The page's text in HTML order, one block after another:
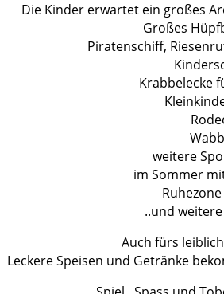
Die Kinder erwartet ein großes
Großes
Piratenschiff,
Krabbelecke
weitere
im Sommer
..und
Auch fürs
Leckere Speisen und Getränke